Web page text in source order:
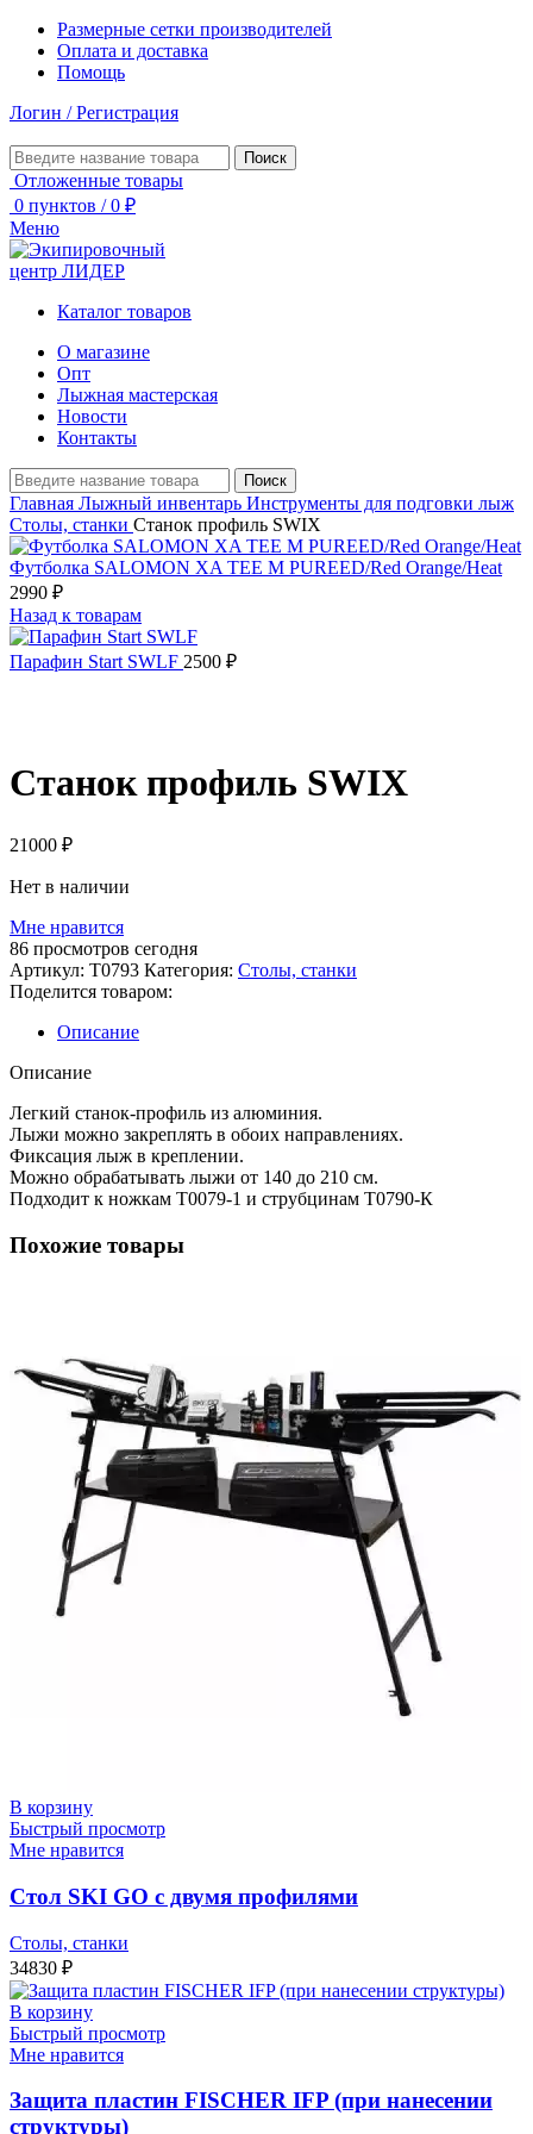
Размерные сетки производителей
Оплата и доставка
Помощь
Логин / Регистрация
Поиск
Отложенные товары
0 пунктов / 0 ₽
Меню
Каталог товаров
О магазине
Опт
Лыжная мастерская
Новости
Контакты
Поиск
Главная Лыжный инвентарь Инструменты для подговки лыж
Столы, станки Станок профиль SWIX
Футболка SALOMON XA TEE M PUREED/Red Orange/Heat
2990 ₽
Назад к товарам
Парафин Start SWLF 2500 ₽
Станок профиль SWIX
21000 ₽
Нет в наличии
Мне нравится
86 просмотров сегодня
Артикул: T0793 Категория: Столы, станки
Поделится товаром:
Описание
Описание
Легкий станок-профиль из алюминия.
Лыжи можно закреплять в обоих направлениях.
Фиксация лыж в креплении.
Можно обрабатывать лыжи от 140 до 210 см.
Подходит к ножкам Т0079-1 и струбцинам Т0790-К
Похожие товары
В корзину
Быстрый просмотр
Мне нравится
Стол SKI GO с двумя профилями
Столы, станки
34830 ₽
В корзину
Быстрый просмотр
Мне нравится
Защита пластин FISCHER IFP (при нанесении
структуры)